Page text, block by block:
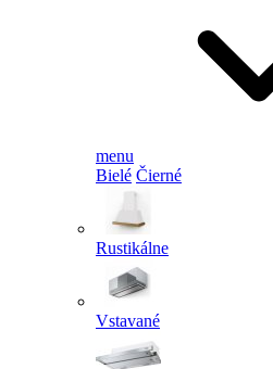
menu
Bielé Čierné
Rustikálne
Vstavané